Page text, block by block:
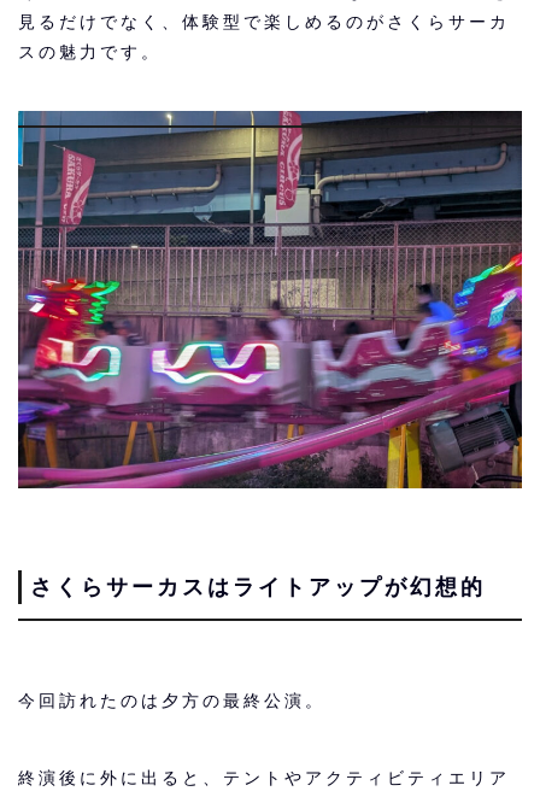
見るだけでなく、体験型で楽しめるのがさくらサーカ
スの魅力です。
さくらサーカスはライトアップが幻想的
今回訪れたのは夕方の最終公演。
終演後に外に出ると、テントやアクティビティエリア